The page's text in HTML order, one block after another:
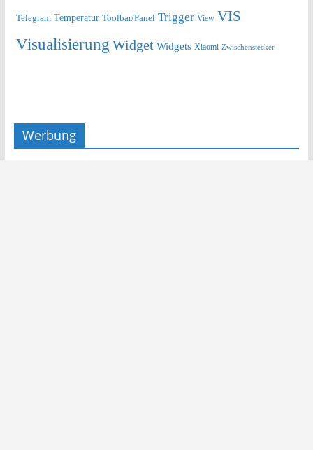
Telegram Temperatur Toolbar/Panel Trigger View VIS
Visualisierung Widget Widgets Xiaomi Zwischenstecker
Werbung